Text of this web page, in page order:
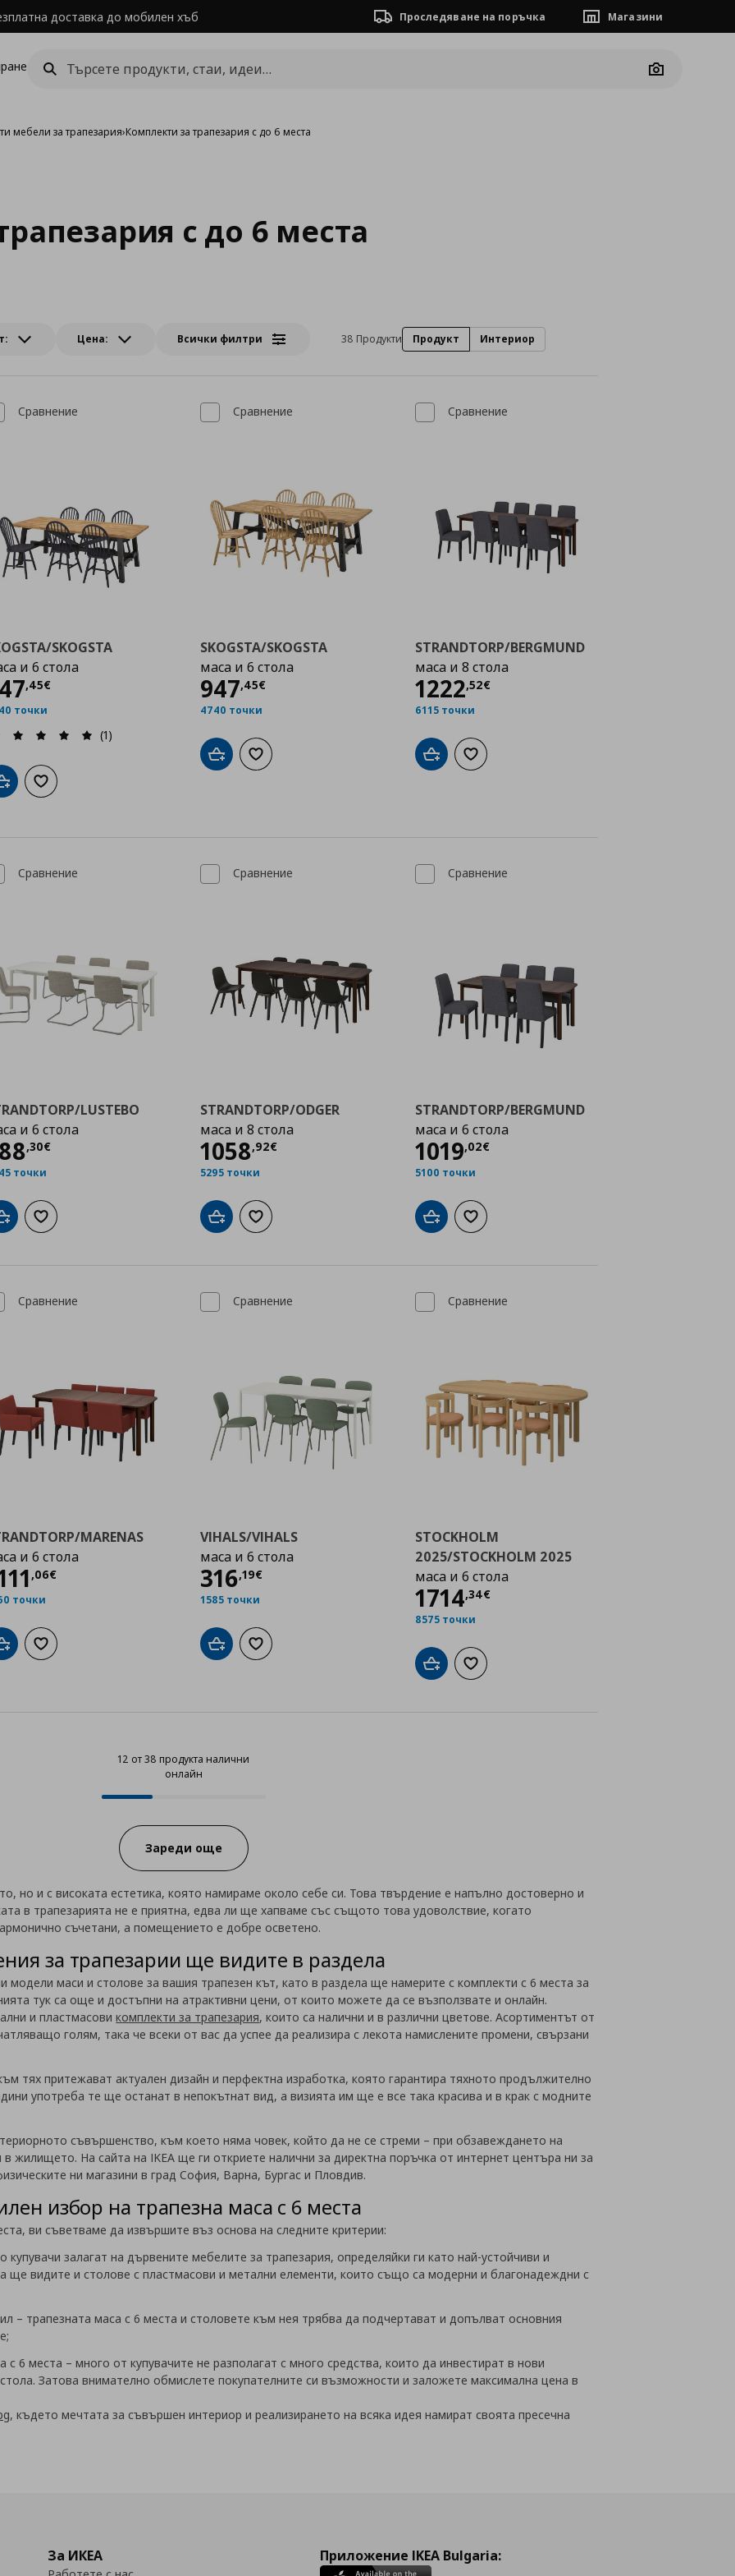
доставка до мобилен хъб Проследяване на поръчка Магазини
Camera
мебели за трапезария›Комплекти за трапезария с до 6 места
с до 6 места
Цена: Всички филтри 38 Продукти Продукт Интериор
Сравнение
SKOGSTA
и 6 стола
,45€947,45 €
точки
(1)
Добави в кошницата
Добави към списъка с любими
Сравнение
SKOGSTA/SKOGSTA
маса и 6 стола
947,45€
Цена947,45 €
4740 точки
Добави в кошницата
Добави към списъка с любими
Сравнение
STRANDTORP/BERGMUND
маса и 8 стола
1222,52€
Цена1222,52 €
6115 точки
Добави в кошницата
Добави към списъка с любими
Сравнение
LUSTEBO
и 6 стола
,30€988,30 €
точки
Добави в кошницата
Добави към списъка с любими
Сравнение
STRANDTORP/ODGER
маса и 8 стола
1058,92€
Цена1058,92 €
5295 точки
Добави в кошницата
Добави към списъка с любими
Сравнение
STRANDTORP/BERGMUND
маса и 6 стола
1019,02€
Цена1019,02 €
5100 точки
Добави в кошницата
Добави към списъка с любими
Сравнение
MARENAS
и 6 стола
,06€
1111,06 €
точки
Добави в кошницата
Добави към списъка с любими
Сравнение
VIHALS/VIHALS
маса и 6 стола
316,19€
Цена
1585 точки
Добави в кошницата
Добави към списъка с любими
Сравнение
STOCKHOLM
2025/STOCKHOLM 2025
маса и 6 стола
1714,34€
Цена1714,34 €
8575 точки
Добави в кошницата
Добави към списъка с любими
12 от 38 продукта налични
онлайн
12 от 38 продукта налични онлайн
Progress:
Зареди още
но и с високата естетика, която намираме около себе си. Това твърдение е напълно достоверно и
в трапезарията не е приятна, едва ли ще хапваме със същото това удоволствие, когато
съчетани, а помещението е добре осветено.
за трапезарии ще видите в раздела
маси и столове за вашия трапезен кът, като в раздела ще намерите с комплекти с 6 места за
тук са още и достъпни на атрактивни цени, от които можете да се възползвате и онлайн.
и пластмасовикомплекти за трапезария, които са налични и в различни цветове. Асортиментът от
голям, така че всеки от вас да успее да реализира с лекота намислените промени, свързани
тях притежават актуален дизайн и перфектна изработка, която гарантира тяхното продължително
употреба те ще останат в непокътнат вид, а визията им ще е все така красива и в крак с модните
съвършенство, към което няма човек, който да не се стреми – при обзавеждането на
в жилището. На сайта на IKEA ще ги откриете налични за директна поръчка от интернет центъра ни за
ни магазини в град София, Варна, Бургас и Пловдив.
избор на трапезна маса с 6 места
ви съветваме да извършите въз основа на следните критерии:
купувачи залагат на дървените мебелите за трапезария, определяйки ги като най-устойчиви и
ще видите и столове с пластмасови и метални елементи, които също са модерни и благонадеждни с
– трапезната маса с 6 места и столовете към нея трябва да подчертават и допълват основния
с 6 места –много от купувачите не разполагат с много средства, които да инвестират в нови
Затова внимателно обмислете покупателните си възможности и заложете максимална цена в
, където мечтата за съвършен интериор и реализирането на всяка идея намират своята пресечна
За ИКЕА Приложение IKEA Bulgaria: